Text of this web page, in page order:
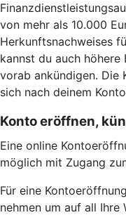
von mehr als 10.000
Herkunftsnachweises
kannst du auch höhere
vorab ankündigen. Die
sich nach deinem
Konto eröffnen,
Eine online
möglich mit Zugang
Für eine
nehmen um auf all Ihre